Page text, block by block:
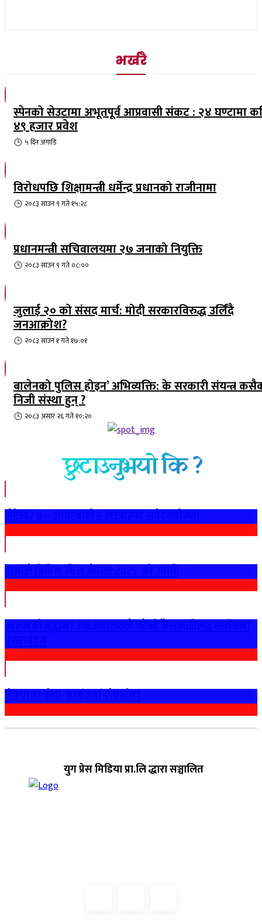
भर्खरै
स्पेनको सेउटामा अभूतपूर्व आप्रवासी संकट : २४ घण्टामा
४९ हजार प्रवेश
५ दिनअगाडि
विरोधपछि शिक्षामन्त्री धर्मेन्द्र प्रधानको राजीनामा
२०८३ साउन ९ गते १५:२८
प्रधानमन्त्री सचिवालयमा २७ जनाको नियुक्ति
२०८३ साउन ९ गते ०८:००
जुलाई २० को संसद मार्च: मोदी सरकारविरुद्ध उर्लिंदै
जनआक्रोश?
२०८३ साउन १ गते १७:०१
बालेनको पुलिस होइन’ अभिव्यक्ति: के सरकारी संयन्त्र
निजी संस्था हुन् ?
२०८३ असार २६ गते १०:२०
छुटाउनुभयो कि ?
युग प्रेस मिडिया प्रा.लि द्धारा सञ्चालित